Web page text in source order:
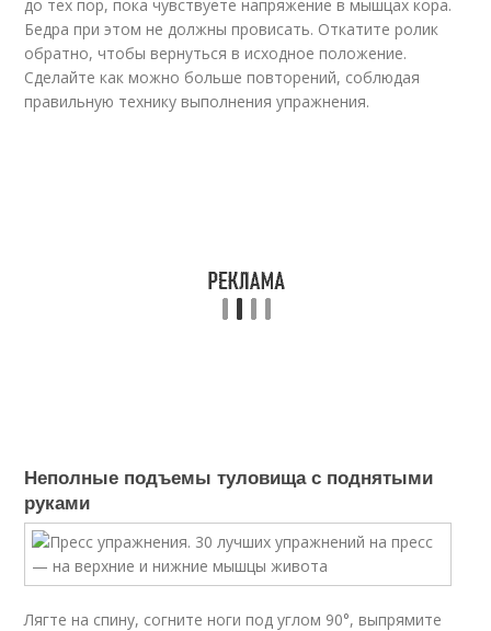
до тех пор, пока чувствуете напряжение в мышцах кора.
Бедра при этом не должны провисать. Откатите ролик
обратно, чтобы вернуться в исходное положение.
Сделайте как можно больше повторений, соблюдая
правильную технику выполнения упражнения.
Неполные подъемы туловища с поднятыми
руками
Лягте на спину, согните ноги под углом 90°, выпрямите